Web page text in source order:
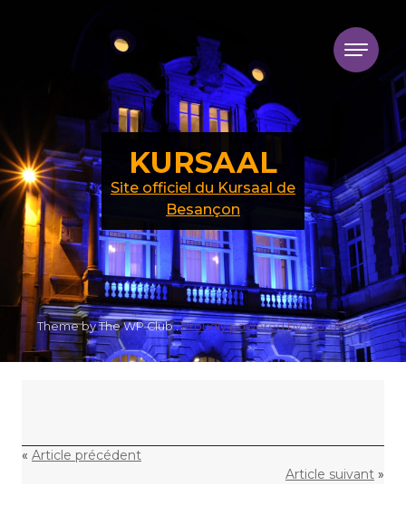
« Article précédent
Article suivant »
KURSAAL
Site officiel du Kursaal de
Besançon
Theme by The WP Club .Proudly powered by WordPress